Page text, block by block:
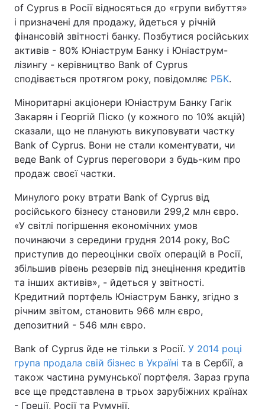
of Cyprus в Росії відносяться до «групи вибуття»
і призначені для продажу, йдеться у річній
фінансовій звітності банку. Позбутися російських
активів - 80% Юніаструм Банку і Юніаструм-
лізингу - керівництво Bank of Cyprus
сподівається протягом року, повідомляє РБК.
Міноритарні акціонери Юніаструм Банку Гагік
Закарян і Георгій Піско (у кожного по 10% акцій)
сказали, що не планують викуповувати частку
Bank of Cyprus. Вони не стали коментувати, чи
веде Bank of Cyprus переговори з будь-ким про
продаж своєї частки.
Минулого року втрати Bank of Cyprus від
російського бізнесу становили 299,2 млн євро.
«У світлі погіршення економічних умов
починаючи з середини грудня 2014 року, BoC
приступив до переоцінки своїх операцій в Росії,
збільшив рівень резервів під знецінення кредитів
та інших активів», - йдеться у звітності.
Кредитний портфель Юніаструм Банку, згідно з
річним звітом, становить 966 млн євро,
депозитний - 546 млн євро.
Bank of Cyprus йде не тільки з Росії. У 2014 році
група продала свій бізнес в Україні та в Сербії, а
також частина румунської портфеля. Зараз група
все ще представлена в трьох зарубіжних країнах
- Греції, Росії та Румунії.